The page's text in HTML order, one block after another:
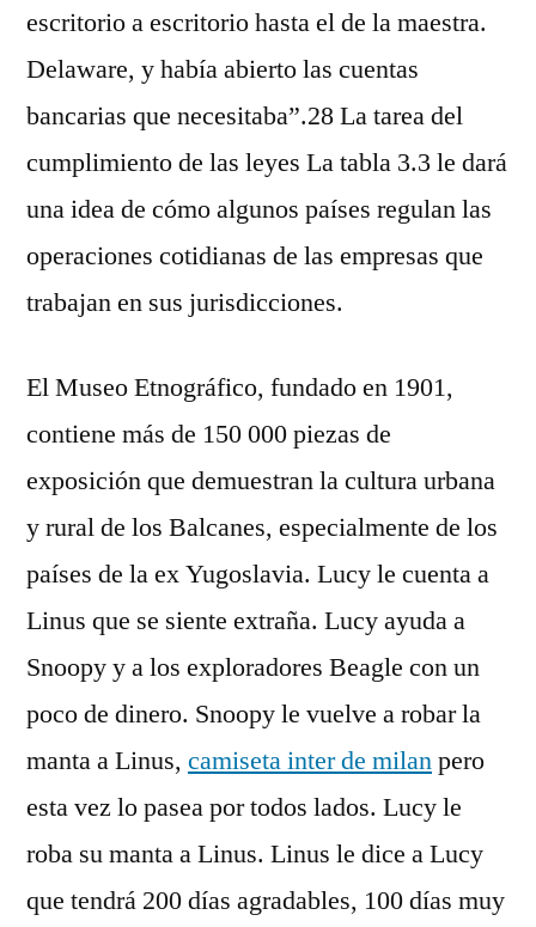
escritorio a escritorio hasta el de la maestra.
Delaware, y había abierto las cuentas
bancarias que necesitaba”.28 La tarea del
cumplimiento de las leyes La tabla 3.3 le dará
una idea de cómo algunos países regulan las
operaciones cotidianas de las empresas que
trabajan en sus jurisdicciones.
El Museo Etnográfico, fundado en 1901,
contiene más de 150 000 piezas de
exposición que demuestran la cultura urbana
y rural de los Balcanes, especialmente de los
países de la ex Yugoslavia. Lucy le cuenta a
Linus que se siente extraña. Lucy ayuda a
Snoopy y a los exploradores Beagle con un
poco de dinero. Snoopy le vuelve a robar la
manta a Linus, camiseta inter de milanpero
esta vez lo pasea por todos lados. Lucy le
roba su manta a Linus. Linus le dice a Lucy
que tendrá 200 días agradables, 100 días muy